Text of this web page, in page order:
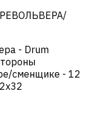
- Drum
сменщике - 12